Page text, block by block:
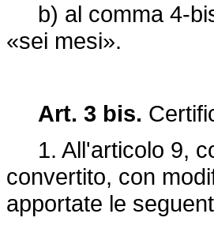
b) al comma 4-
«sei mesi».
Art. 3 bis.
1. All'articolo 9,
convertito, con
apportate le